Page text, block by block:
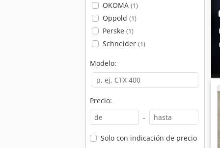
OKOMA (1)
Oppold (1)
Perske (1)
Schneider (1)
Modelo:
Precio:
-
Solo con indicación de precio